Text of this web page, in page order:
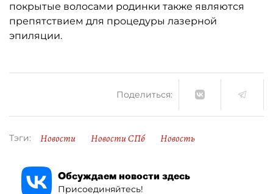
покрытые волосами родинки также являются
препятствием для процедуры лазерной
эпиляции.
Поделиться:
Тэги: Новости Новости СПб Новость
Обсуждаем новости здесь
Присоединяйтесь!